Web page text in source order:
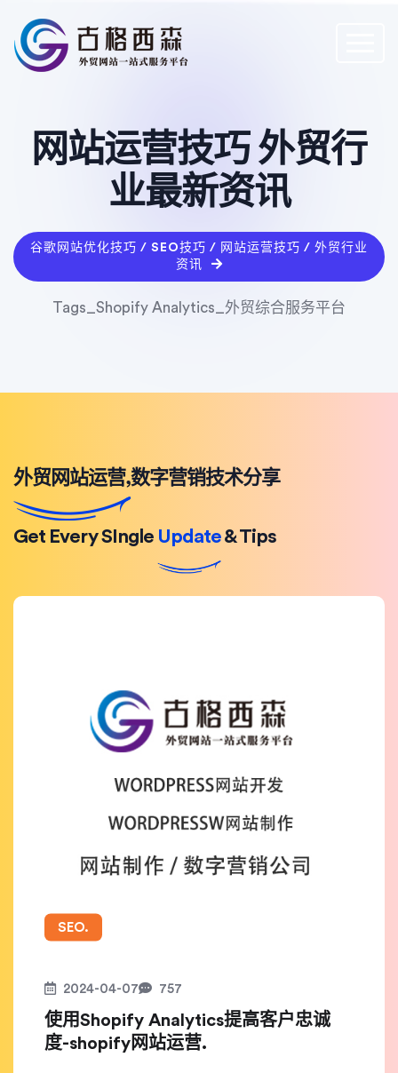
网站运营技巧 外贸行
业最新资讯
谷歌网站优化技巧 / SEO技巧 / 网站运营技巧 / 外贸行业
资讯
Tags_Shopify Analytics_外贸综合服务平台
外贸网站运营,数字营销技术分享
Get Every SIngle Update& Tips
SEO.
2024-04-07 757
使用Shopify Analytics提高客户忠诚
度-shopify网站运营.